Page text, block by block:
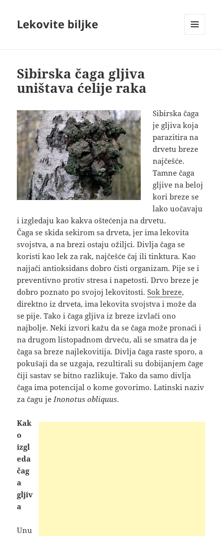
Lekovite biljke
Sibirska čaga gljiva
uništava ćelije raka
Sibirska čaga
je gljiva koja
parazitira na
drvetu breze
najčešće.
Tamne čaga
gljive na beloj
kori breze se
lako uočavaju
i izgledaju kao kakva oštećenja na drvetu.
Čaga se skida sekirom sa drveta, jer ima lekovita
svojstva, a na brezi ostaju ožiljci. Divlja čaga se
koristi kao lek za rak, najčešće čaj ili tinktura. Kao
najjači antioksidans dobro čisti organizam. Pije se i
preventivno protiv stresa i napetosti. Drvo breze je
dobro poznato po svojoj lekovitosti.Sok breze,
direktno iz drveta, ima lekovita svojstva i može da
se pije. Tako i čaga gljiva iz breze izvlači ono
najbolje. Neki izvori kažu da se čaga može pronaći i
na drugom listopadnom drveću, ali se smatra da je
čaga sa breze najlekovitija. Divlja čaga raste sporo, a
pokušaji da se uzgaja, rezultirali su dobijanjem čage
čiji sastav se bitno razlikuje. Tako da samo divlja
čaga ima potencijal o kome govorimo. Latinski naziv
za čagu jeInonotus obliquus.
Kak
o
izgl
eda
čag
a
gljiv
a
Unu